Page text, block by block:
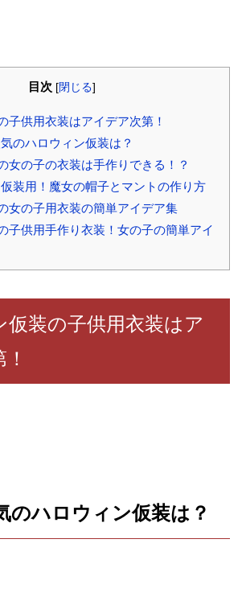
目次 [閉じる]
子供用衣装はアイデア次第！
のハロウィン仮装は？
女の子の衣装は手作りできる！？
装用！魔女の帽子とマントの作り方
女の子用衣装の簡単アイデア集
子供用手作り衣装！女の子の簡単アイ
仮装の子供用衣装はア
のハロウィン仮装は？